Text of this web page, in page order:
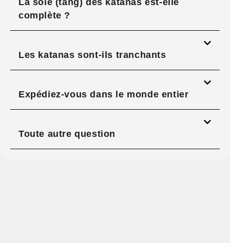
La soie (tang) des katanas est-elle
complète ?
Les katanas sont-ils tranchants
Expédiez-vous dans le monde entier
Toute autre question